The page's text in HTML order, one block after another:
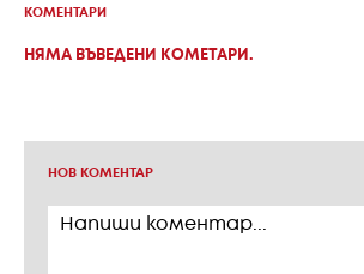
КОМЕНТАРИ
НЯМА ВЪВЕДЕНИ КОМЕТАРИ.
НОВ КОМЕНТАР